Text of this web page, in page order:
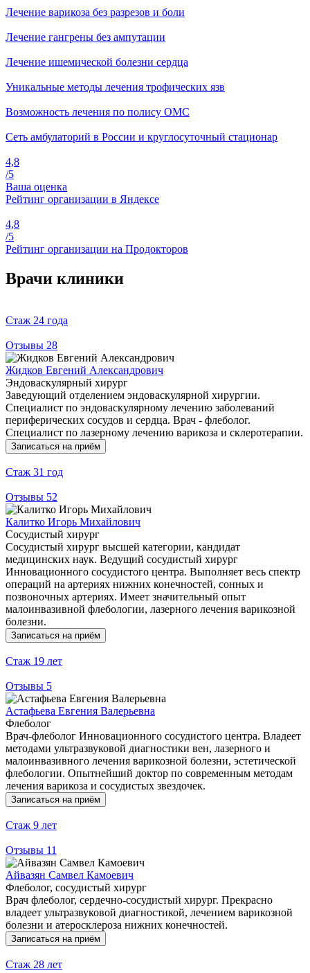
Лечение варикоза без разрезов и боли
Лечение гангрены без ампутации
Лечение ишемической болезни сердца
Уникальные методы лечения трофических язв
Возможность лечения по полису ОМС
Сеть амбулаторий в России и круглосуточный стационар
4,8
/5
Ваша оценка
Рейтинг организации в Яндексе
4,8
/5
Рейтинг организации на Продокторов
Врачи клиники
Стаж 24 года
Отзывы 28
Жидков Евгений Александрович
Эндоваскулярный хирург
Заведующий отделением эндоваскулярной хирургии.
Специалист по эндоваскулярному лечению заболеваний
периферических сосудов и сердца. Врач - флеболог.
Специалист по лазерному лечению варикоза и склеротерапии.
Записаться на приём
Стаж 31 год
Отзывы 52
Калитко Игорь Михайлович
Сосудистый хирург
Сосудистый хирург высшей категории, кандидат
медицинских наук. Ведущий сосудистый хирург
Инновационного сосудистого центра. Выполняет весь спектр
операций на артериях нижних конечностей, сонных и
позвоночных артериях. Имеет значительный опыт
малоинвазивной флебологии, лазерного лечения варикозной
болезни.
Записаться на приём
Стаж 19 лет
Отзывы 5
Астафьева Евгения Валерьевна
Флеболог
Врач-флеболог Инновационного сосудистого центра. Владеет
методами ультразвуковой диагностики вен, лазерного и
малоинвазивного лечения варикозной болезни, эстетической
флебологии. Опытнейший доктор по современным методам
лечения варикоза и сосудистых звездочек.
Записаться на приём
Стаж 9 лет
Отзывы 11
Айвазян Самвел Камоевич
Флеболог, сосудистый хирург
Врач флеболог, сердечно-сосудистый хирург. Прекрасно
владеет ультразвуковой диагностикой, лечением варикозной
болезни и атеросклероза нижних конечностей.
Записаться на приём
Стаж 28 лет